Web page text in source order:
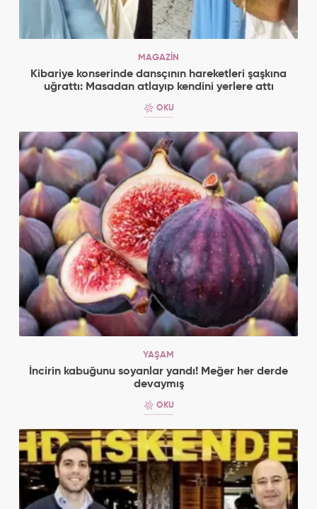
MAGAZİN
Kibariye konserinde dansçının hareketleri şaşkına
uğrattı: Masadan atlayıp kendini yerlere attı
OKU
YAŞAM
İncirin kabuğunu soyanlar yandı! Meğer her derde
devaymış
OKU